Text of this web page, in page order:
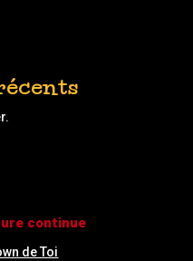
continue
de Toi